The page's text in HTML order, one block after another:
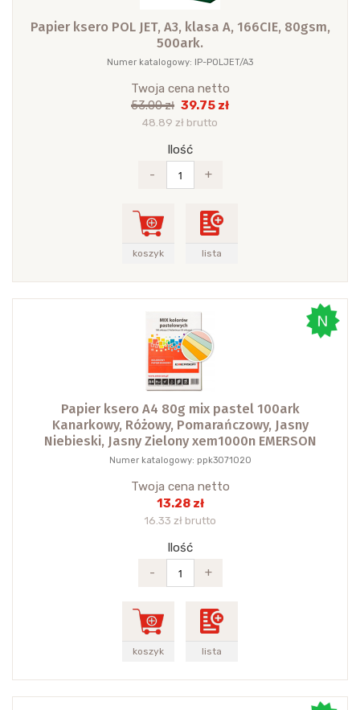
Papier ksero POL JET, A3, klasa A, 166CIE, 80gsm,
500ark.
Numer katalogowy: IP-POLJET/A3
Twoja cena netto
53.00 zł 39.75 zł
48.89 zł brutto
Ilość
-
+
koszyk lista
Papier ksero A4 80g mix pastel 100ark
Kanarkowy, Różowy, Pomarańczowy, Jasny
Niebieski, Jasny Zielony xem1000n EMERSON
Numer katalogowy: ppk3071020
Twoja cena netto
13.28 zł
16.33 zł brutto
Ilość
-
+
koszyk lista